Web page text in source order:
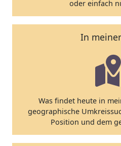
oder einfach
In
Was findet heute in
geographische
Position und dem